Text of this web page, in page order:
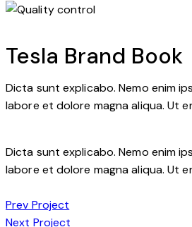
Twitter-
Facebook
Share-
Copy
clipboard
Tesla Brand Book
Dicta sunt explicabo. Nemo enim
labore et dolore magna aliqua. Ut
Dicta sunt explicabo. Nemo enim
labore et dolore magna aliqua. Ut
Navigácia
Prev Project
Next Project